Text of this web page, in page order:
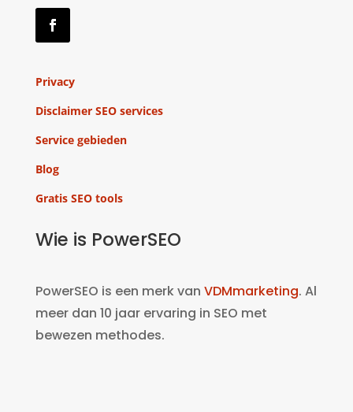
Privacy
Disclaimer SEO services
Service gebieden
Blog
Gratis SEO tools
Wie is PowerSEO
PowerSEO is een merk van VDMmarketing. Al
meer dan 10 jaar ervaring in SEO met
bewezen methodes.